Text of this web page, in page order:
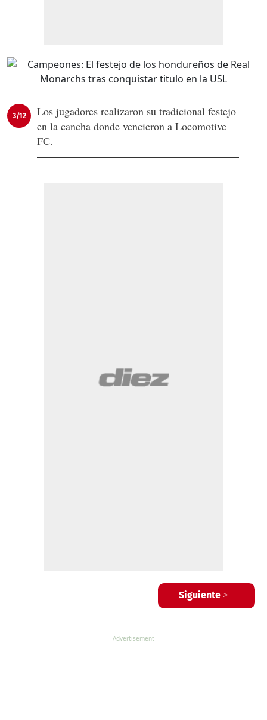
3/12
Los jugadores realizaron su tradicional festejo
en la cancha donde vencieron a Locomotive
FC.
Siguiente >